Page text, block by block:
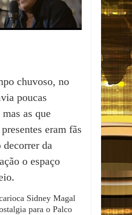
chuvoso, no
poucas
mas as que
eram fãs
da
o espaço
Sidney Magal
para o Palco